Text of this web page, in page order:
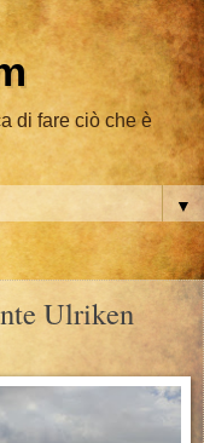
di fare ciò che è
▼
Ulriken